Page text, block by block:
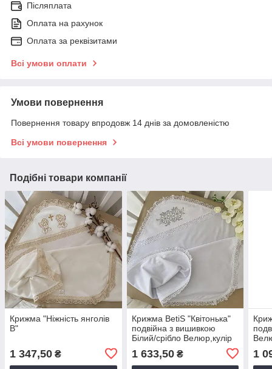
Післяплата
Оплата на рахунок
Оплата за реквізитами
Всі умови оплати
Умови повернення
Повернення товару впродовж 14 днів за домовленістю
Всі умови повернення
Подібні товари компанії
Крижма "Ніжність янголів
В"
1 347,50 ₴
Крижма BetiS "Квітонька"
подвійна з вишивкою
Білий/срібло Велюр,кулір
1 633,50₴ 1